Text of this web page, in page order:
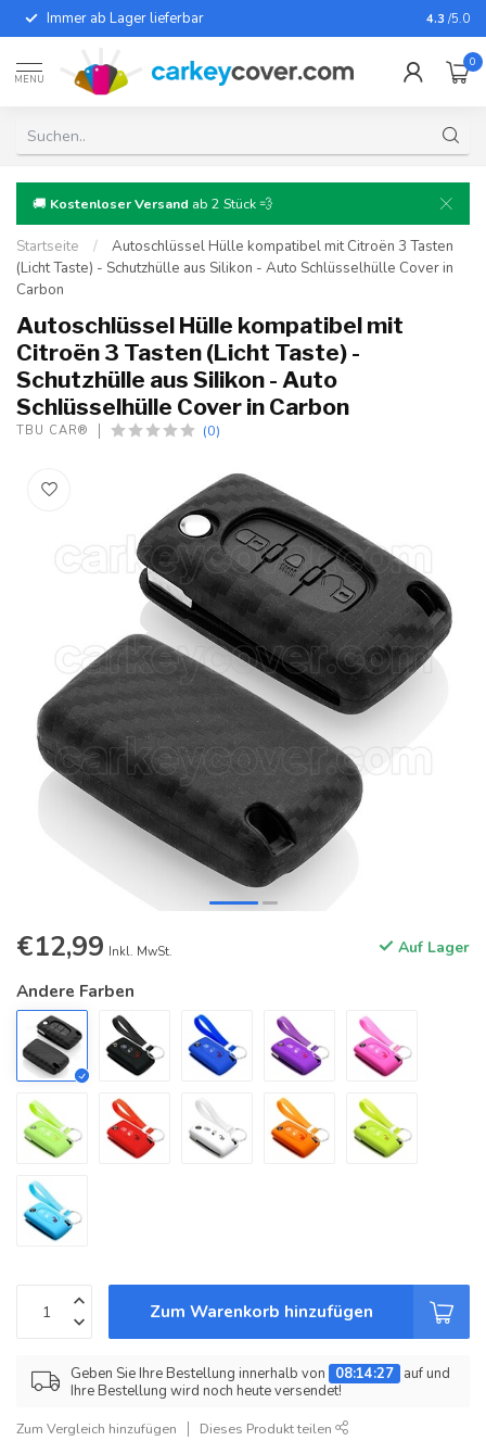
Immer ab Lager lieferbar Für fast
4.3 /5.0
MENU
0
🚚 Kostenloser Versand ab 2 Stück 💨
Startseite /
Autoschlüssel Hülle kompatibel mit Citroën 3 Tasten
(Licht Taste) - Schutzhülle aus Silikon - Auto Schlüsselhülle Cover in
Carbon
Autoschlüssel Hülle kompatibel mit
Citroën 3 Tasten (Licht Taste) -
Schutzhülle aus Silikon - Auto
Schlüsselhülle Cover in Carbon
TBU CAR® (0)
€12,99 Inkl. MwSt. Auf Lager
Andere Farben
Zum Warenkorb hinzufügen
Geben Sie Ihre Bestellung innerhalb von 08:14:27 auf und
Ihre Bestellung wird noch heute versendet!
Zum Vergleich hinzufügen Dieses Produkt teilen